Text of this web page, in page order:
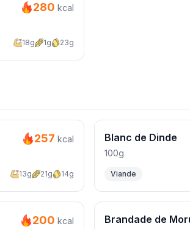
280kcal
18g 1g 23g
257kcal
13g 21g 14g
Blanc de Dinde
100g
Viande
200kcal Brandade de